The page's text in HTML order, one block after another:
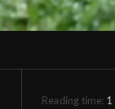
Reading time: 1